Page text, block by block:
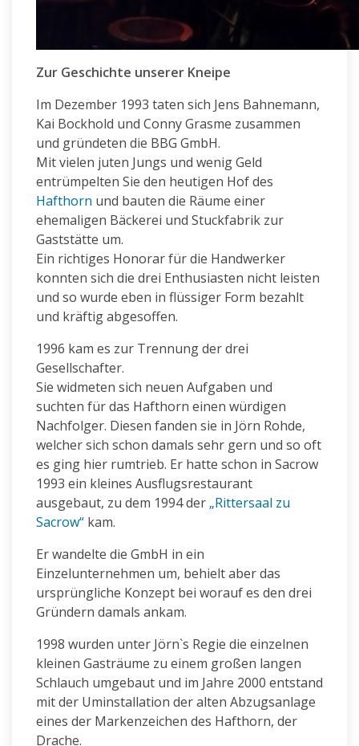
Zur Geschichte unserer Kneipe
Im Dezember 1993 taten sich Jens Bahnemann,
Kai Bockhold und Conny Grasme zusammen
und gründeten die BBG GmbH.
Mit vielen juten Jungs und wenig Geld
entrümpelten Sie den heutigen Hof des
Hafthorn und bauten die Räume einer
ehemaligen Bäckerei und Stuckfabrik zur
Gaststätte um.
Ein richtiges Honorar für die Handwerker
konnten sich die drei Enthusiasten nicht leisten
und so wurde eben in flüssiger Form bezahlt
und kräftig abgesoffen.
1996 kam es zur Trennung der drei
Gesellschafter.
Sie widmeten sich neuen Aufgaben und
suchten für das Hafthorn einen würdigen
Nachfolger. Diesen fanden sie in Jörn Rohde,
welcher sich schon damals sehr gern und so oft
es ging hier rumtrieb. Er hatte schon in Sacrow
1993 ein kleines Ausflugsrestaurant
ausgebaut, zu dem 1994 der „Rittersaal zu
Sacrow“ kam.
Er wandelte die GmbH in ein
Einzelunternehmen um, behielt aber das
ursprüngliche Konzept bei worauf es den drei
Gründern damals ankam.
1998 wurden unter Jörn`s Regie die einzelnen
kleinen Gasträume zu einem großen langen
Schlauch umgebaut und im Jahre 2000 entstand
mit der Uminstallation der alten Abzugsanlage
eines der Markenzeichen des Hafthorn, der
Drache.